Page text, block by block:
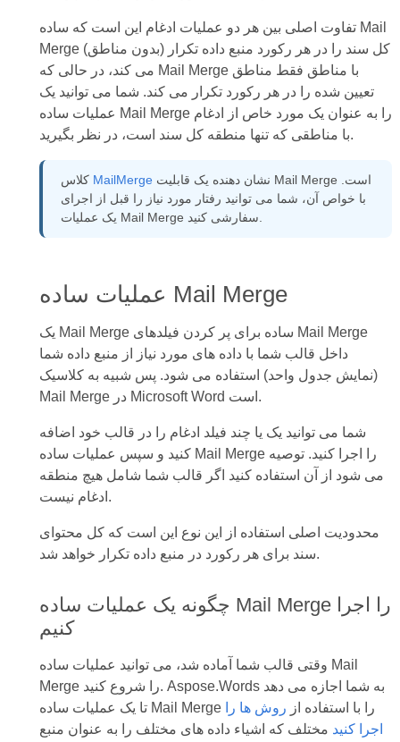
تفاوت اصلی بین هر دو عملیات ادغام این است که ساده Mail
Merge (بدون مناطق) کل سند را در هر رکورد منبع داده تکرار
می کند، در حالی که Mail Merge با مناطق فقط مناطق
تعیین شده را در هر رکورد تکرار می کند. شما می توانید یک
عملیات ساده Mail Merge را به عنوان یک مورد خاص از ادغام
با مناطقی که تنها منطقه کل سند است، در نظر بگیرید.
کلاس MailMerge
با خواص آن، شما می توانید رفتار مورد نیاز را قبل از اجرای
عملیات ساده Mail Merge
یک Mail Merge ساده برای پر کردن فیلدهای Mail Merge
داخل قالب شما با داده های مورد نیاز از منبع داده شما
(نمایش جدول واحد) استفاده می شود. پس شبیه به کلاسیک
Mail Merge در Microsoft Word است.
شما می توانید یک یا چند فیلد ادغام را در قالب خود اضافه
کنید و سپس عملیات ساده Mail Merge را اجرا کنید. توصیه
می شود از آن استفاده کنید اگر قالب شما شامل هیچ منطقه
ادغام نیست.
محدودیت اصلی استفاده از این نوع این است که کل محتوای
سند برای هر رکورد در منبع داده تکرار خواهد شد.
چگونه یک عملیات ساده Mail Merge را اجرا
کنیم
وقتی قالب شما آماده شد، می توانید عملیات ساده Mail
Merge را شروع کنید. Aspose.Words به شما اجازه می دهد
تا یک عملیات ساده Mail Merge را با استفاده از روش ها را
اجرا کنید مختلف که اشیاء داده های مختلف را به عنوان منبع